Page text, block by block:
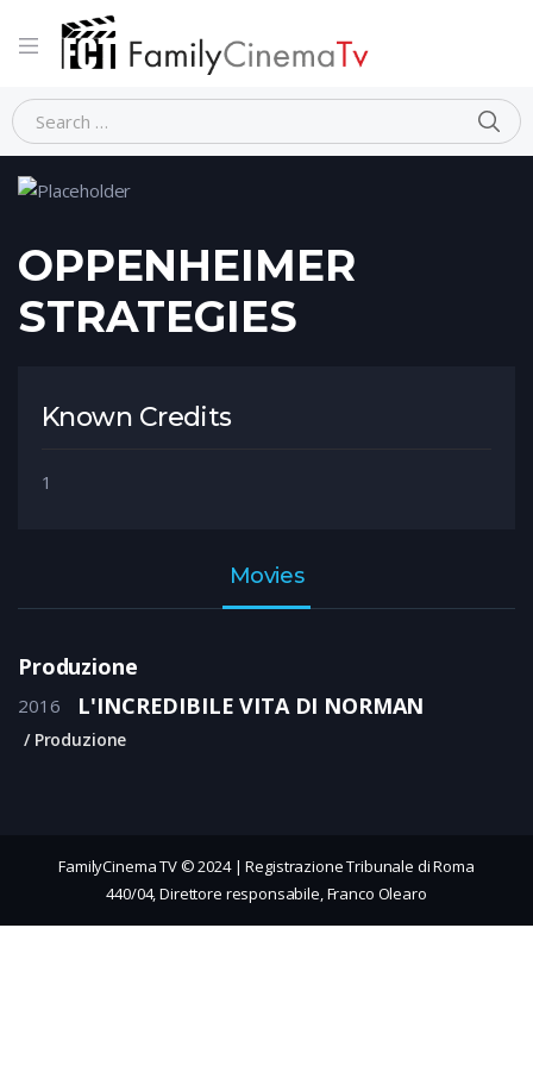
Home Person OPPENHEIMER STRATEGIES
OPPENHEIMER
STRATEGIES
Known Credits
1
Movies
Produzione
2016 L'INCREDIBILE VITA DI NORMAN
Produzione
FamilyCinema TV © 2024 | Registrazione Tribunale di Roma
440/04, Direttore responsabile, Franco Olearo